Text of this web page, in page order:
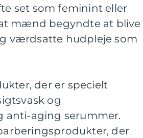
set som feminint eller
mænd begyndte at blive
værdsatte hudpleje som
der er specielt
og
anti-aging serummer.
der